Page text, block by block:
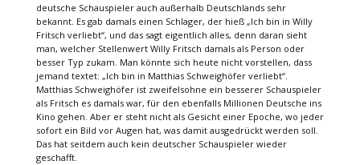
deutsche Schauspieler auch außerhalb Deutschlands sehr
bekannt. Es gab damals einen Schlager, der hieß „Ich bin in Willy
Fritsch verliebt“, und das sagt eigentlich alles, denn daran sieht
man, welcher Stellenwert Willy Fritsch damals als Person oder
besser Typ zukam. Man könnte sich heute nicht vorstellen, dass
jemand textet: „Ich bin in Matthias Schweighöfer verliebt“.
Matthias Schweighöfer ist zweifelsohne ein besserer Schauspieler
als Fritsch es damals war, für den ebenfalls Millionen Deutsche ins
Kino gehen. Aber er steht nicht als Gesicht einer Epoche, wo jeder
sofort ein Bild vor Augen hat, was damit ausgedrückt werden soll.
Das hat seitdem auch kein deutscher Schauspieler wieder
geschafft.